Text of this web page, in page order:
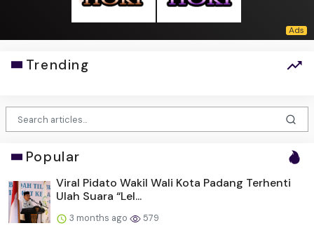
Trending
Popular
Viral Pidato Wakil Wali Kota Padang Terhenti
Ulah Suara “Lel...
3 months ago 579